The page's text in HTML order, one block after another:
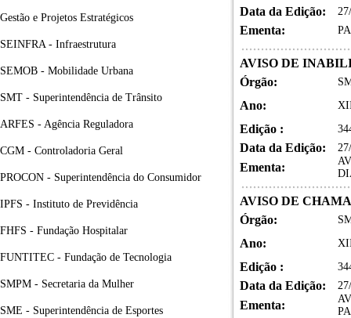
Gestão e Projetos Estratégicos
SEINFRA - Infraestrutura
SEMOB - Mobilidade Urbana
SMT - Superintendência de Trânsito
ARFES - Agência Reguladora
CGM - Controladoria Geral
PROCON - Superintendência do Consumidor
IPFS - Instituto de Previdência
FHFS - Fundação Hospitalar
FUNTITEC - Fundação de Tecnologia
SMPM - Secretaria da Mulher
SME - Superintendência de Esportes
Data da Edição:
Ementa:
AVISO DE
Órgão:
Ano:
Edição :
Data da Edição:
Ementa:
AVISO DE
Órgão:
Ano:
Edição :
Data da Edição:
Ementa: